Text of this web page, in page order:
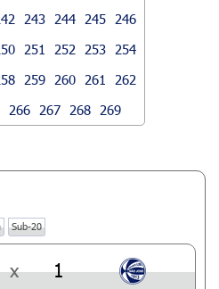
243 244 245
246
251 252 253
254
259 260 261
262
266 267 268 269
Sub-20
x 1